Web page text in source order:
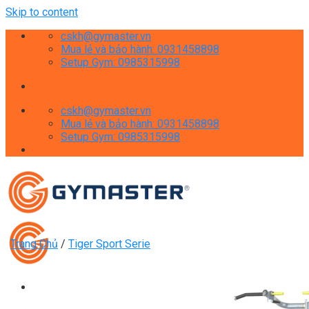
Skip to content
cskh@gymaster.vn
Mua lẻ và bảo hành: 0931458898
Setup Gym: 0985315998
cskh@gymaster.vn
Mua lẻ và bảo hành: 0931458898
Setup Gym: 0985315998
Trang Chủ / Tiger Sport Serie